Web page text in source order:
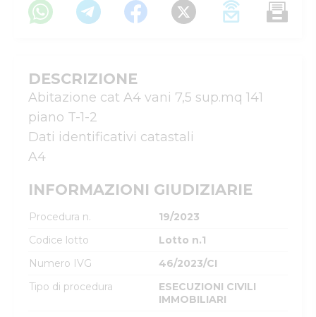
DESCRIZIONE
Abitazione cat A4 vani 7,5 sup.mq 141
piano T-1-2
Dati identificativi catastali
INFORMAZIONI GIUDIZIARIE
Procedura n.
19/2023
Codice lotto
Lotto n.1
Numero IVG
46/2023/CI
Tipo di procedura
ESECUZIONI CIVILI
IMMOBILIARI